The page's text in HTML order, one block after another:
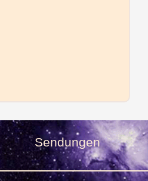
Sendungen